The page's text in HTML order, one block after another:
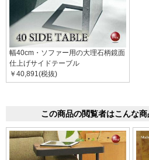
幅40cm・ソファー用の大理石柄鏡面
仕上げサイドテーブル
￥40,891(税抜)
この商品の閲覧者はこんな